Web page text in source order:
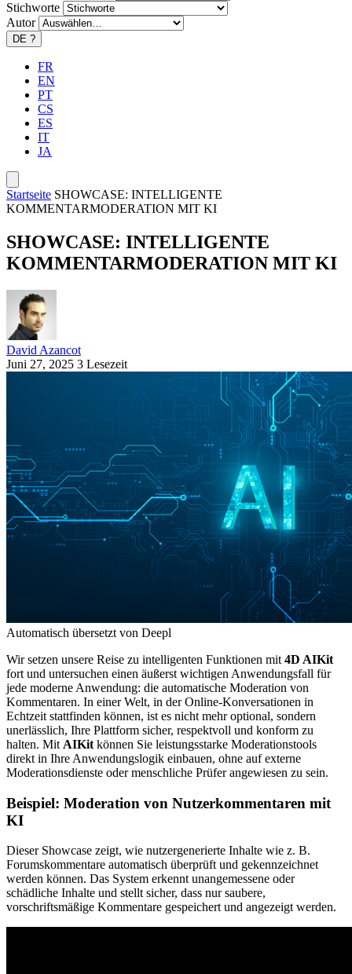
Stichworte
Autor
DE ?
FR
EN
PT
CS
ES
IT
JA
Startseite SHOWCASE: INTELLIGENTE
KOMMENTARMODERATION MIT KI
SHOWCASE: INTELLIGENTE
KOMMENTARMODERATION MIT KI
David Azancot
Juni 27, 2025 3 Lesezeit
Automatisch übersetzt von Deepl
Wir setzen unsere Reise zu intelligenten Funktionen mit 4D AIKit
fort und untersuchen einen äußerst wichtigen Anwendungsfall für
jede moderne Anwendung: die automatische Moderation von
Kommentaren. In einer Welt, in der Online-Konversationen in
Echtzeit stattfinden können, ist es nicht mehr optional, sondern
unerlässlich, Ihre Plattform sicher, respektvoll und konform zu
halten. Mit AIKit können Sie leistungsstarke Moderationstools
direkt in Ihre Anwendungslogik einbauen, ohne auf externe
Moderationsdienste oder menschliche Prüfer angewiesen zu sein.
Beispiel: Moderation von Nutzerkommentaren mit
KI
Dieser Showcase zeigt, wie nutzergenerierte Inhalte wie z. B.
Forumskommentare automatisch überprüft und gekennzeichnet
werden können. Das System erkennt unangemessene oder
schädliche Inhalte und stellt sicher, dass nur saubere,
vorschriftsmäßige Kommentare gespeichert und angezeigt werden.